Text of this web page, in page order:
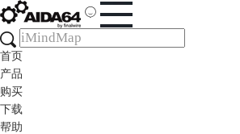
首页
产品
购买
下载
帮助